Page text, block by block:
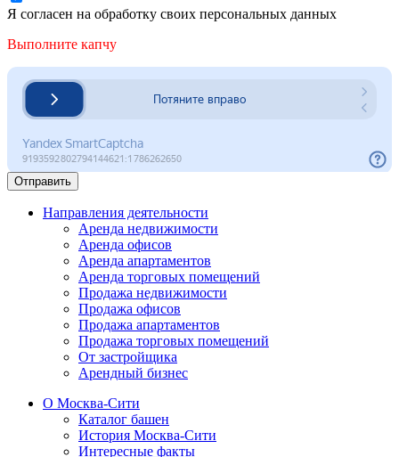
Я согласен на обработку своих персональных данных
Выполните капчу
Отправить
Направления деятельности
Аренда недвижимости
Аренда офисов
Аренда апартаментов
Аренда торговых помещений
Продажа недвижимости
Продажа офисов
Продажа апартаментов
Продажа торговых помещений
От застройщика
Арендный бизнес
О Москва-Сити
Каталог башен
История Москва-Сити
Интересные факты